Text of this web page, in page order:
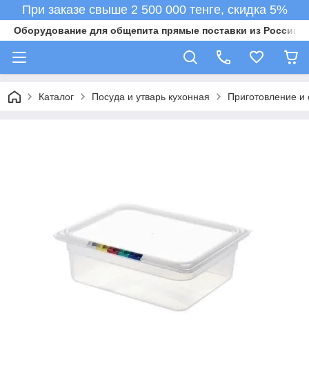
При заказе свыше 2 500 000 тенге, скидка 5%
Оборудование для общепита прямые поставки из России в
Каталог Посуда и утварь кухонная Приготовление